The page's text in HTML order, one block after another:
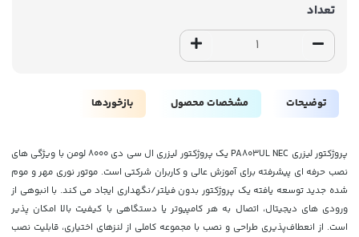
تعداد
توضیحات مشخصات محصول بازخوردها
پروژکتور لیزری PA803UL NEC یک پروژکتور لیزری ال سی دی 8000 لومن با ویژگی های
نصب حرفه ای پیشرفته برای آموزش عالی و کاربران شرکتی است. موتور نوری مهر و موم
شده جدید توسعه یافته یک پروژکتور بدون فیلتر/نگهداری ایجاد می کند. با انبوهی از
ورودی های دیجیتال، اتصال به هر کامپیوتر یا دستگاهی با کیفیت بالا امکان پذیر
است. از انعطاف‌پذیری طراحی و نصب با مجموعه کاملی از لنزهای اختیاری، قابلیت نصب